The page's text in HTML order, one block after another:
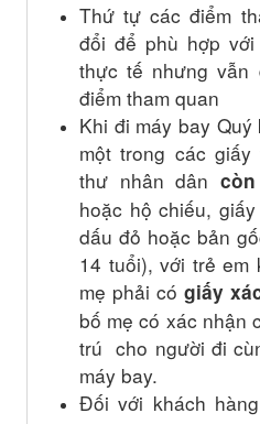
Thứ tự các điểm
đổi để phù hợp
thực tế nhưng vẫn
điểm tham quan
Khi đi máy bay
một trong các
thư nhân dân
hoặc hộ chiếu,
dấu đỏ hoặc bản
14 tuổi), với trẻ
mẹ phải có giấy
bố mẹ có xác nhận
trú cho người đi
máy bay.
Đối với khách hàng